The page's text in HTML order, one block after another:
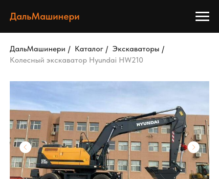
ДальМашинери
ДальМашинери / Каталог / Экскаваторы /
Колесный экскаватор Hyundai HW210